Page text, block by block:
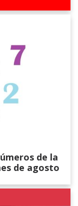
de la
de agosto